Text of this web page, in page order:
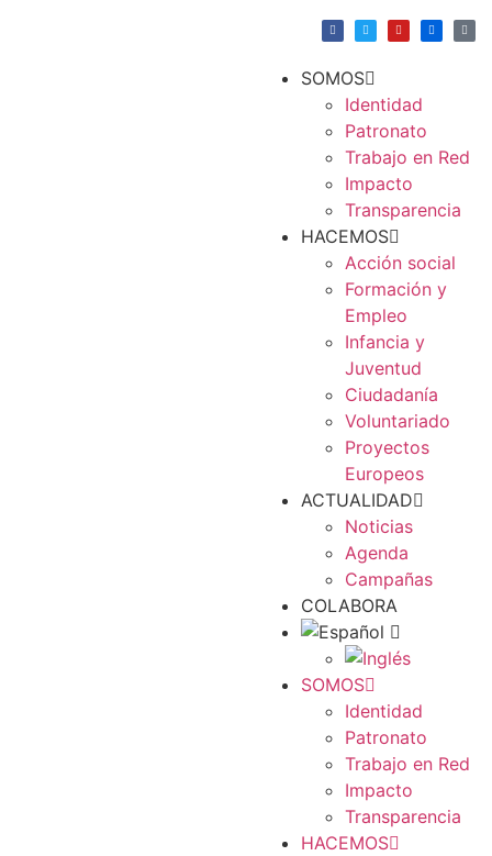
SOMOS
Identidad
Patronato
Trabajo en Red
Impacto
Transparencia
HACEMOS
Acción social
Formación y
Empleo
Infancia y
Juventud
Ciudadanía
Voluntariado
Proyectos
Europeos
ACTUALIDAD
Noticias
Agenda
Campañas
COLABORA
SOMOS
Identidad
Patronato
Trabajo en Red
Impacto
Transparencia
HACEMOS